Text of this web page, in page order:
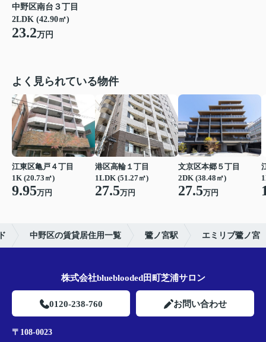
中野区南台３丁目
2LDK (42.90㎡)
23.2万円
よく見られている物件
江東区亀戸４丁目
1K (20.73㎡)
9.95万円
港区高輪１丁目
1LDK (51.27㎡)
27.5万円
文京区本郷５丁目
2DK (38.48㎡)
27.5万円
中野区の賃貸居住用一覧 鷺ノ宮駅 エミリブ鷺ノ宮
株式会社blueblooded田町芝浦サロン
0120-238-760 お問い合わせ
〒108-0023